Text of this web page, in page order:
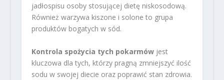
jadłospisu osoby stosującej dietę niskosodową.
Również warzywa kiszone i solone to grupa
produktów bogatych w sód.
Kontrola spożycia tych pokarmówjest
kluczowa dla tych, którzy pragną zmniejszyć ilość
sodu w swojej diecie oraz poprawić stan zdrowia.